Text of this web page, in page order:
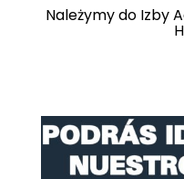
Należymy do Izby